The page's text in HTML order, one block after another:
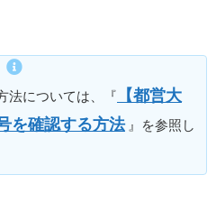
法については、『
【都営大
を確認する方法 』を参照し